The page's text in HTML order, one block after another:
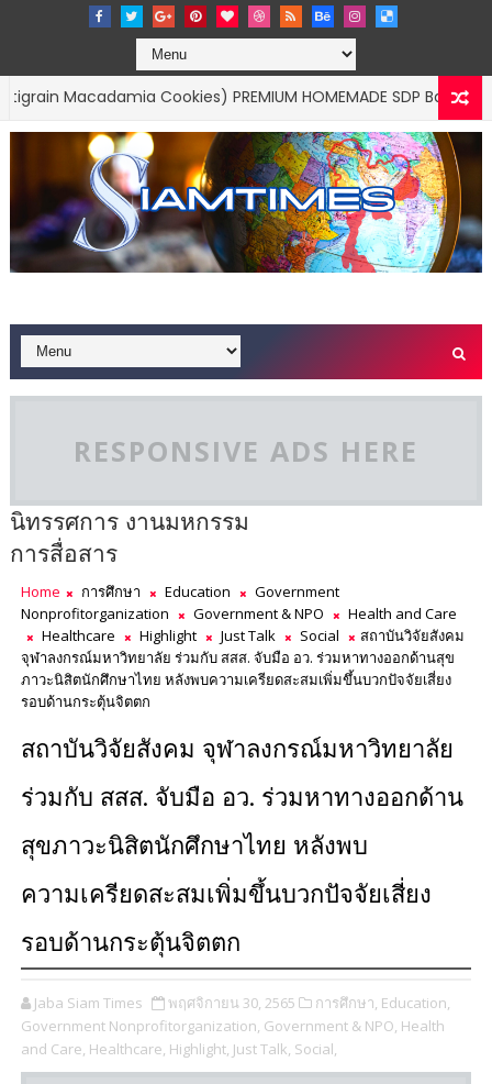
Cookies) PREMIUM HOMEMADE SDP Bakery by SandyPloi
RESPONSIVE ADS HERE
นิทรรศการ งานมหกรรม
การสื่อสาร
Home การศึกษา Education
Government
Nonprofitorganization
Government & NPO
Health and Care
Healthcare
Highlight Just Talk Social
สถาบันวิจัยสังคม
จุฬาลงกรณ์มหาวิทยาลัย ร่วมกับ สสส. จับมือ อว. ร่วมหาทางออกด้านสุข
ภาวะนิสิตนักศึกษาไทย หลังพบความเครียดสะสมเพิ่มขึ้นบวกปัจจัยเสี่ยง
รอบด้านกระตุ้นจิตตก
สถาบันวิจัยสังคม จุฬาลงกรณ์มหาวิทยาลัย
ร่วมกับ สสส. จับมือ อว. ร่วมหาทางออกด้าน
สุขภาวะนิสิตนักศึกษาไทย หลังพบ
ความเครียดสะสมเพิ่มขึ้นบวกปัจจัยเสี่ยง
รอบด้านกระตุ้นจิตตก
Jaba Siam Times พฤศจิกายน 30, 2565 การศึกษา, Education,
Government Nonprofitorganization, Government & NPO, Health
and Care, Healthcare, Highlight, Just Talk, Social,